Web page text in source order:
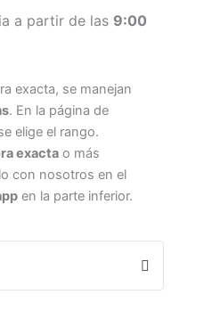
a partir de las 9:00
exacta, se manejan
. En la página de
elige el rango.
exactao más
con nosotros en el
en la parte inferior.